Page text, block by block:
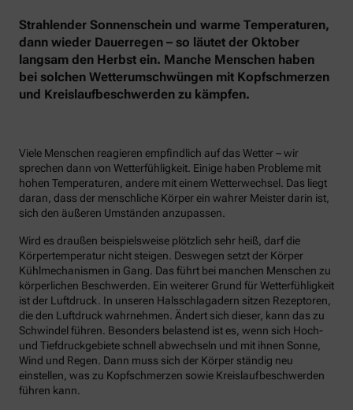
Strahlender Sonnenschein und warme Temperaturen,
dann wieder Dauerregen – so läutet der Oktober
langsam den Herbst ein. Manche Menschen haben
bei solchen Wetterumschwüngen mit Kopfschmerzen
und Kreislaufbeschwerden zu kämpfen.
Viele Menschen reagieren empfindlich auf das Wetter – wir
sprechen dann von Wetterfühligkeit. Einige haben Probleme mit
hohen Temperaturen, andere mit einem Wetterwechsel. Das liegt
daran, dass der menschliche Körper ein wahrer Meister darin ist,
sich den äußeren Umständen anzupassen.
Wird es draußen beispielsweise plötzlich sehr heiß, darf die
Körpertemperatur nicht steigen. Deswegen setzt der Körper
Kühlmechanismen in Gang. Das führt bei manchen Menschen zu
körperlichen Beschwerden. Ein weiterer Grund für Wetterfühligkeit
ist der Luftdruck. In unseren Halsschlagadern sitzen Rezeptoren,
die den Luftdruck wahrnehmen. Ändert sich dieser, kann das zu
Schwindel führen. Besonders belastend ist es, wenn sich Hoch-
und Tiefdruckgebiete schnell abwechseln und mit ihnen Sonne,
Wind und Regen. Dann muss sich der Körper ständig neu
einstellen, was zu Kopfschmerzen sowie Kreislaufbeschwerden
führen kann.